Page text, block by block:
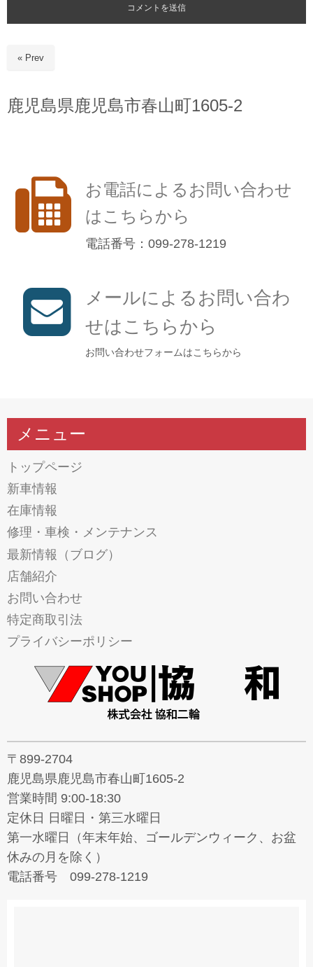
« Prev
鹿児島県鹿児島市春山町1605-2
お電話によるお問い合わせ
はこちらから
電話番号：099-278-1219
メールによるお問い合わ
せはこちらから
お問い合わせフォームはこちらから
メニュー
トップページ
新車情報
在庫情報
修理・車検・メンテナンス
最新情報（ブログ）
店舗紹介
お問い合わせ
特定商取引法
プライバシーポリシー
〒899-2704
鹿児島県鹿児島市春山町1605-2
営業時間 9:00-18:30
定休日 日曜日・第三水曜日
第一水曜日（年末年始、ゴールデンウィーク、お盆
休みの月を除く）
電話番号 099-278-1219